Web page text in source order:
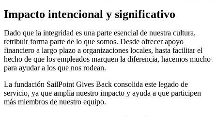
Impacto intencional y significativo
Dado que la integridad es una parte esencial de nuestra cultura,
retribuir forma parte de lo que somos. Desde ofrecer apoyo
financiero a largo plazo a organizaciones locales, hasta facilitar el
hecho de que los empleados marquen la diferencia, hacemos mucho
para ayudar a los que nos rodean.
La fundación SailPoint Gives Back consolida este legado de
servicio, ya que amplía nuestro impacto y ayuda a que participen
más miembros de nuestro equipo.